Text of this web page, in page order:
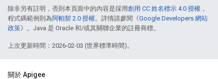
除非另有註明，否則本頁面中的內容是採用創用 CC 姓名標示 4.0 授權 ，
程式碼範例則為阿帕契 2.0 授權。詳情請參閱《Google Developers 網站
政策》。Java 是 Oracle 和/或其關聯企業的註冊商標。
上次更新時間：2026-02-03 (世界標準時間)。
關於 Apigee